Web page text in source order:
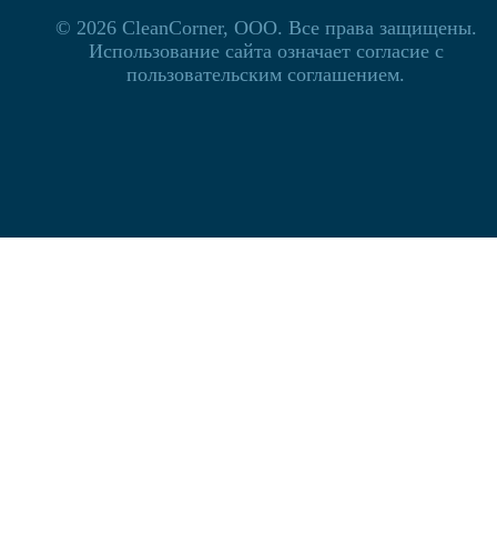
© 2026 CleanCorner, ООО. Все права защищены.
Использование сайта означает согласие с
пользовательским соглашением.